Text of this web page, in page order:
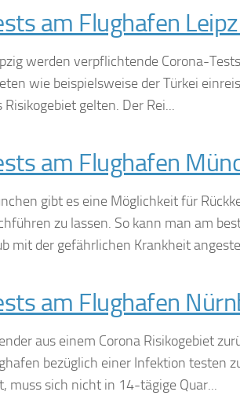
am Flughafen
werden verpflichtende Corona-
wie beispielsweise der Türkei
gelten. Der Rei...
am Flughafen
gibt es eine Möglichkeit für
zu lassen. So kann man am
mit der gefährlichen Krankheit
am Flughafen
aus einem Corona Risikogebiet
bezüglich einer Infektion testen
muss sich nicht in 14-tägige Quar...